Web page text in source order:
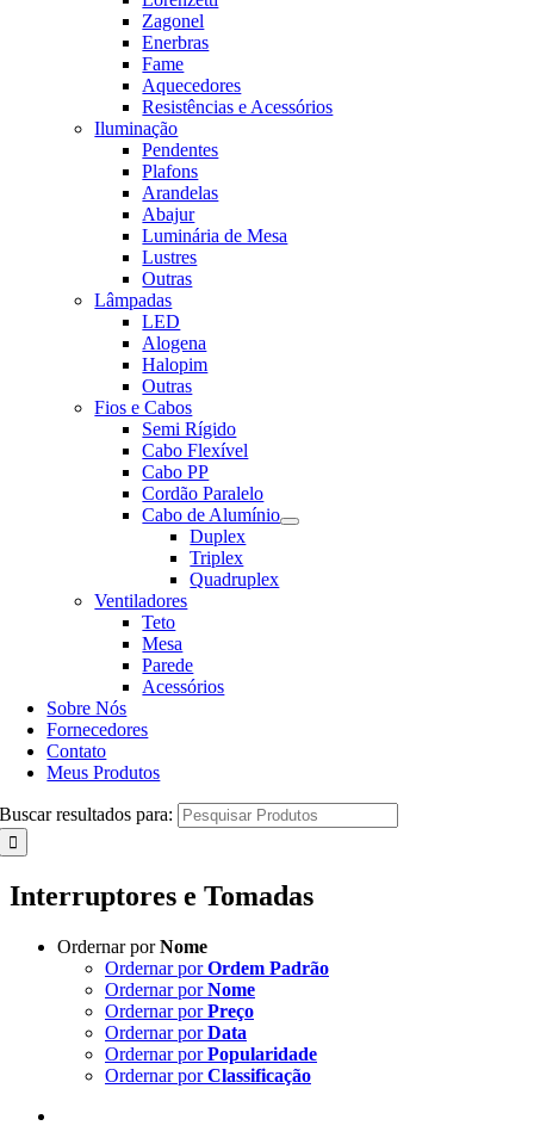
Zagonel
Enerbras
Fame
Aquecedores
Resistências e Acessórios
Iluminação
Pendentes
Plafons
Arandelas
Abajur
Luminária de Mesa
Lustres
Outras
Lâmpadas
LED
Alogena
Halopim
Outras
Fios e Cabos
Semi Rígido
Cabo Flexível
Cabo PP
Cordão Paralelo
Cabo de Alumínio
Duplex
Triplex
Quadruplex
Ventiladores
Teto
Mesa
Parede
Acessórios
Sobre Nós
Fornecedores
Contato
Meus Produtos
Buscar resultados para:
Interruptores e Tomadas
Ordernar porNome
Ordernar porOrdem Padrão
Ordernar porNome
Ordernar porPreço
Ordernar porData
Ordernar porPopularidade
Ordernar porClassificação